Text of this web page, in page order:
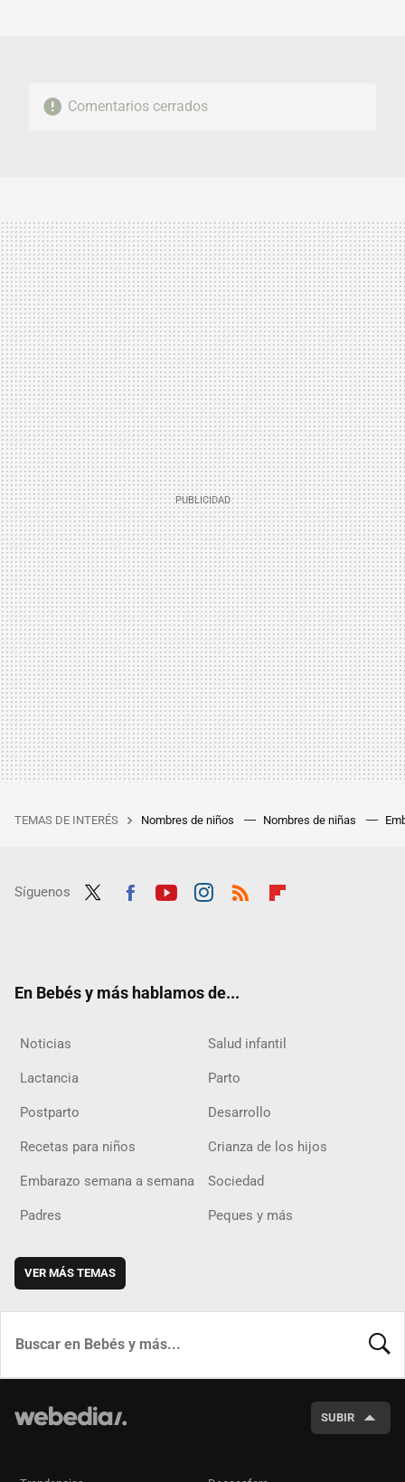
Comentarios cerrados
TEMAS DE INTERÉS Nombres de niños Nombres de niñas
Síguenos
En Bebés y más hablamos de...
Noticias Salud infantil
Lactancia Parto
Postparto Desarrollo
Recetas para niños Crianza de los hijos
Embarazo semana a semana Sociedad
Padres Peques y más
VER MÁS TEMAS
SUBIR